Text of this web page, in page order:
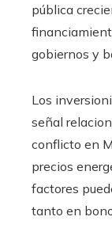
pública
gobiernos y
Los
señal
conflicto en
precios
factores
tanto en